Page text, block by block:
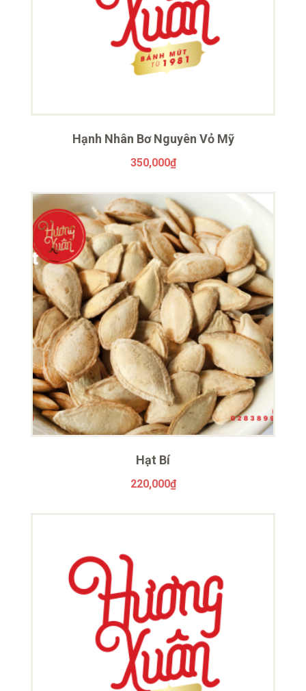
Hạnh Nhân Bơ Nguyên Vỏ Mỹ
350,000₫
Hạt Bí
220,000₫